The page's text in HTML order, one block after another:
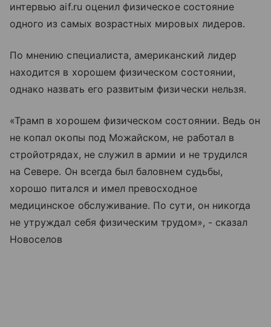
интервью aif.ru оценил физическое состояние
одного из самых возрастных мировых лидеров.
По мнению специалиста, американский лидер
находится в хорошем физическом состоянии,
однако назвать его развитым физически нельзя.
«Трамп в хорошем физическом состоянии. Ведь он
не копал окопы под Можайском, не работал в
стройотрядах, не служил в армии и не трудился
на Севере. Он всегда был баловнем судьбы,
хорошо питался и имел превосходное
медицинское обслуживание. По сути, он никогда
не утруждал себя физическим трудом», - сказал
Новоселов